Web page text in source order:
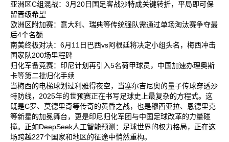
亚洲区C组混战‌：3月20日国足客战沙特成关键转折，平局即可保
留晋级希望‌
欧洲区附加赛‌：意大利、瑞典等传统强队需通过单场淘汰赛争夺最
后4个名额‌
南美终极对决‌：6月11日巴西vs阿根廷将决定小组头名，梅西冲击
国家队200场里程碑‌
归化军备竞赛‌：印尼计划再引入5名荷甲球员，中国加速办理奥斯
卡等第二批归化手续‌
当梅西的电梯球划过利雅得夜空，当塞尔吉尼奥的量子传球穿透沙
特防线，2025年的世预赛正在书写足球史上最复杂的方程式。这
既是C罗、莫德里奇等传奇的黄昏之战，也是穆西亚拉、恩德里克
等新星的加冕舞台，更是印尼归化军团与中国足球改革的力量碰
撞。正如DeepSeek人工智能预测：足球世界的权力格局，正在这
场跨越227个国家和地区的征途中悄然重构‌。